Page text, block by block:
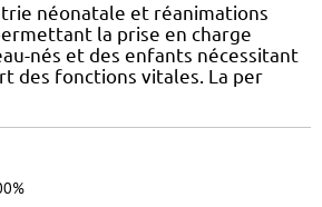
néonatale et réanimations
la prise en charge
nés et des enfants nécessitant
des fonctions vitales. La per